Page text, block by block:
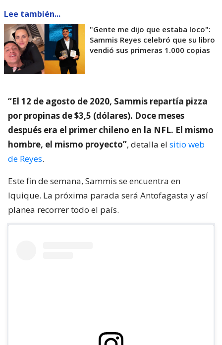
Lee también...
"Gente me dijo que estaba loco":
Sammis Reyes celebró que su libro
vendió sus primeras 1.000 copias
“El 12 de agosto de 2020, Sammis repartía pizza
por propinas de $3,5 (dólares). Doce meses
después era el primer chileno en la NFL. El mismo
hombre, el mismo proyecto”, detalla el sitio web
de Reyes.
Este fin de semana, Sammis se encuentra en
Iquique. La próxima parada será Antofagasta y así
planea recorrer todo el país.